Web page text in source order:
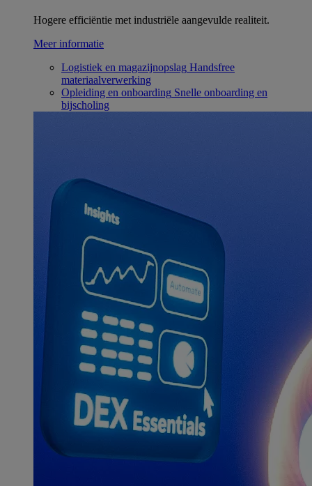
Hogere efficiëntie met industriële aangevulde realiteit.
Meer informatie
Logistiek en magazijnopslag Handsfree
materiaalverwerking
Opleiding en onboarding Snelle onboarding en
bijscholing